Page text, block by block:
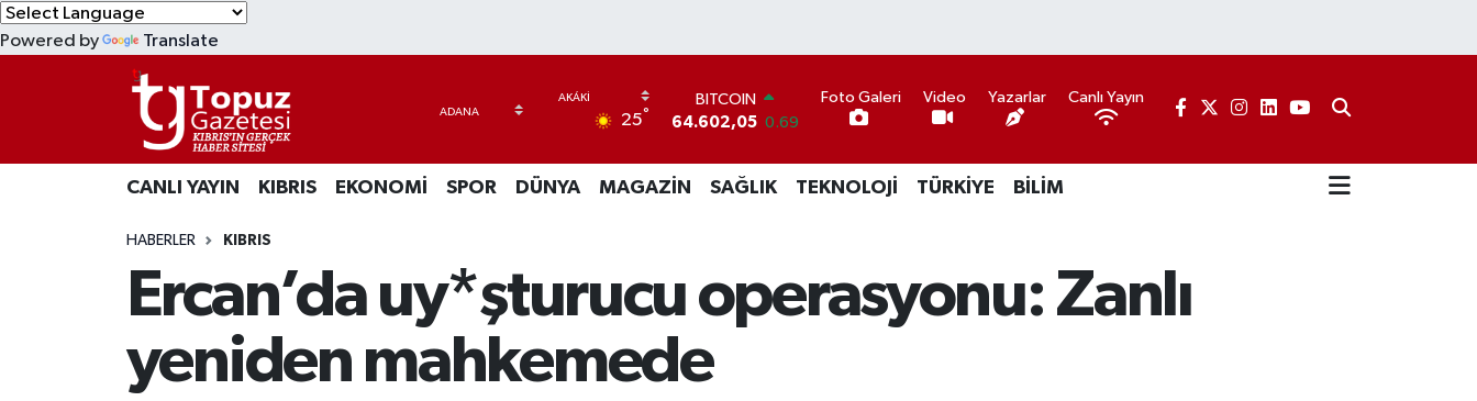
Powered by Translate
25°
BITCOIN
64.602,05 0.69
47,6006 0.06
EURO
GRAM ALTIN
6513.94 0.32
BİST100
13.768
Foto Galeri Video Yazarlar Canlı Yayın
CANLI YAYIN KIBRIS EKONOMİ SPOR DÜNYA MAGAZİN SAĞLIK TEKNOLOJİ TÜRKİYE BİLİM
HABERLER KIBRIS
Ercan’da uy*şturucu operasyonu: Zanlı
yeniden mahkemede
EKONOMİ
MAGAZİN
Lefkoşa Nöbetçi Eczaneler
Lefkoşa Hava Durumu
Lefkoşa Trafik Yoğunluk Haritası
Süper Lig Puan Durumu ve Fikstür
Tüm Manşetler
Son Dakika Haberleri